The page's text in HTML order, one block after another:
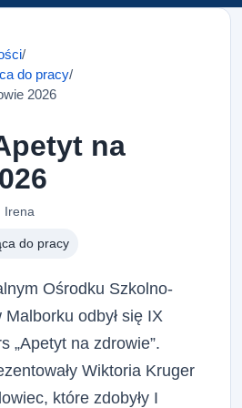
/
do pracy/
2026
na
Irena
do pracy
Ośrodku Szkolno-
odbył się IX
„Apetyt na zdrowie”.
Wiktoria Kruger
które zdobyły I